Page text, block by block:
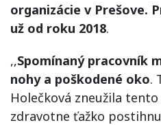
organizácie v Prešove.
už od roku 2018.
,,Spomínaný pracovník
nohy a poškodené oko.
Holečková zneužila
zdravotne ťažko